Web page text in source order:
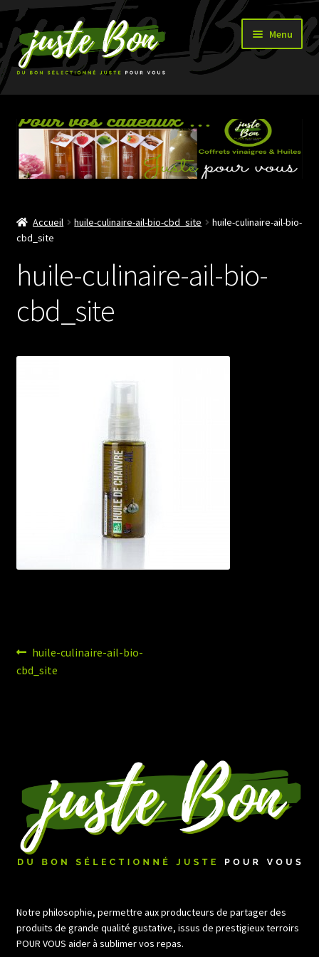
Aller
à
la
navigation
Aller
au
contenu
Menu
Accueil
Boutique
le
menu
Accueil huile-culinaire-ail-bio-cbd_site
huile-culinaire-ail-bio-
cbd_site
huile-culinaire-ail-bio-
cbd_site
Navigation
de
Article
précédent :
huile-culinaire-ail-bio-
cbd_site
Notre philosophie, permettre aux producteurs de partager des
produits de grande qualité gustative, issus de prestigieux terroirs
POUR VOUS aider à sublimer vos repas.